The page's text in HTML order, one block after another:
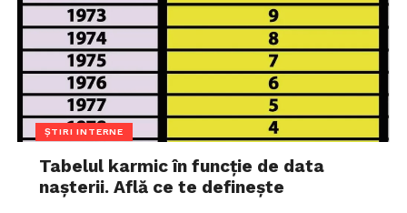
ȘTIRI INTERNE
Tabelul karmic în funcție de data
nașterii. Află ce te definește